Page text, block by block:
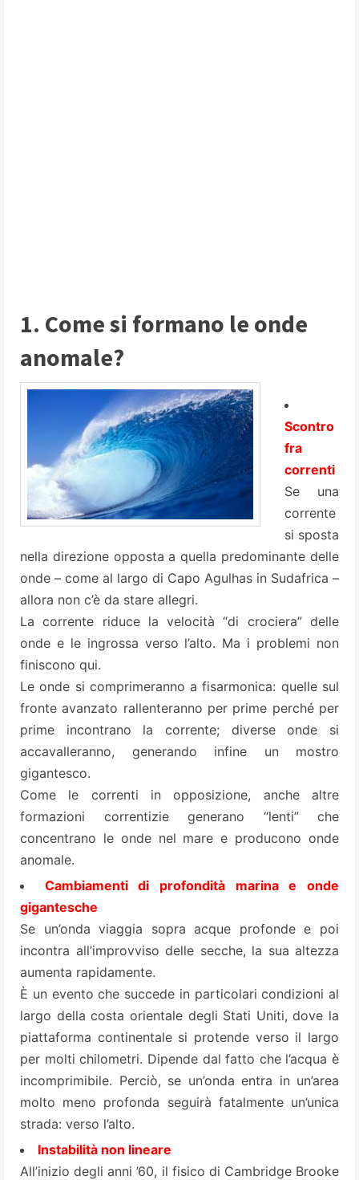
1. Come si formano le onde
anomale?
Scontro
fra
correnti
Se una
corrente
si sposta
nella direzione opposta a quella predominante delle
onde – come al largo di Capo Agulhas in Sudafrica –
allora non c’è da stare allegri.
La corrente riduce la velocità “di crociera” delle
onde e le ingrossa verso l’alto. Ma i problemi non
finiscono qui.
Le onde si comprimeranno a fisarmonica: quelle sul
fronte avanzato rallenteranno per prime perché per
prime incontrano la corrente; diverse onde si
accavalleranno, generando infine un mostro
gigantesco.
Come le correnti in opposizione, anche altre
formazioni correntizie generano “lenti” che
concentrano le onde nel mare e producono onde
anomale.
Cambiamenti di profondità marina e onde
gigantesche
Se un’onda viaggia sopra acque profonde e poi
incontra all’improvviso delle secche, la sua altezza
aumenta rapidamente.
È un evento che succede in particolari condizioni al
largo della costa orientale degli Stati Uniti, dove la
piattaforma continentale si protende verso il largo
per molti chilometri. Dipende dal fatto che l’acqua è
incomprimibile. Perciò, se un’onda entra in un’area
molto meno profonda seguirà fatalmente un’unica
strada: verso l’alto.
Instabilità non lineare
All’inizio degli anni ’60, il fisico di Cambridge Brooke